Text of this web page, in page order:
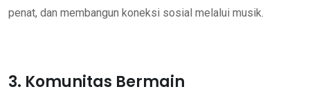
penat, dan membangun koneksi sosial melalui musik.
3. Komunitas Bermain